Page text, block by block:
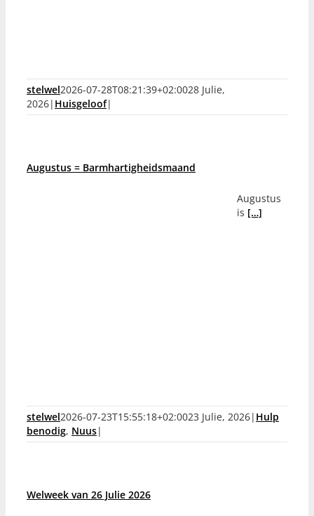
stelwel2026-07-28T08:21:39+02:0028 Julie,
2026| Huisgeloof|
Augustus = Barmhartigheidsmaand
Augustus
is […]
stelwel2026-07-23T15:55:18+02:0023 Julie, 2026| Hulp
benodig, Nuus|
Welweek van 26 Julie 2026